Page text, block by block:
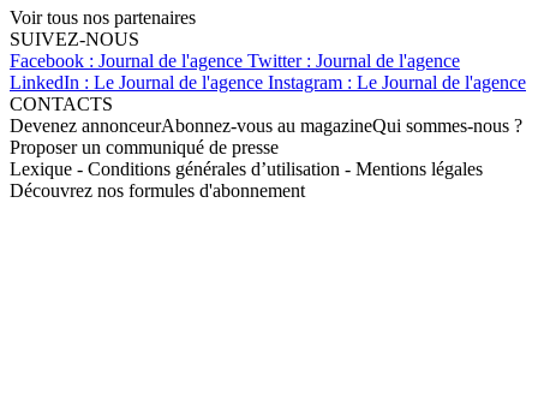
Voir tous nos partenaires
SUIVEZ-NOUS
Facebook : Journal de l'agence Twitter : Journal de l'agence
LinkedIn : Le Journal de l'agence Instagram : Le Journal de l'agence
CONTACTS
Devenez annonceurAbonnez-vous au magazineQui sommes-nous ?
Proposer un communiqué de presse
Lexique - Conditions générales d’utilisation - Mentions légales
Découvrez nos formules d'abonnement